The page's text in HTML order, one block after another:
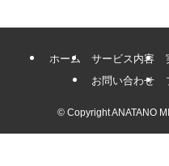
ホーム サービス内容
お問い合わせ
©Copyright ANATANO